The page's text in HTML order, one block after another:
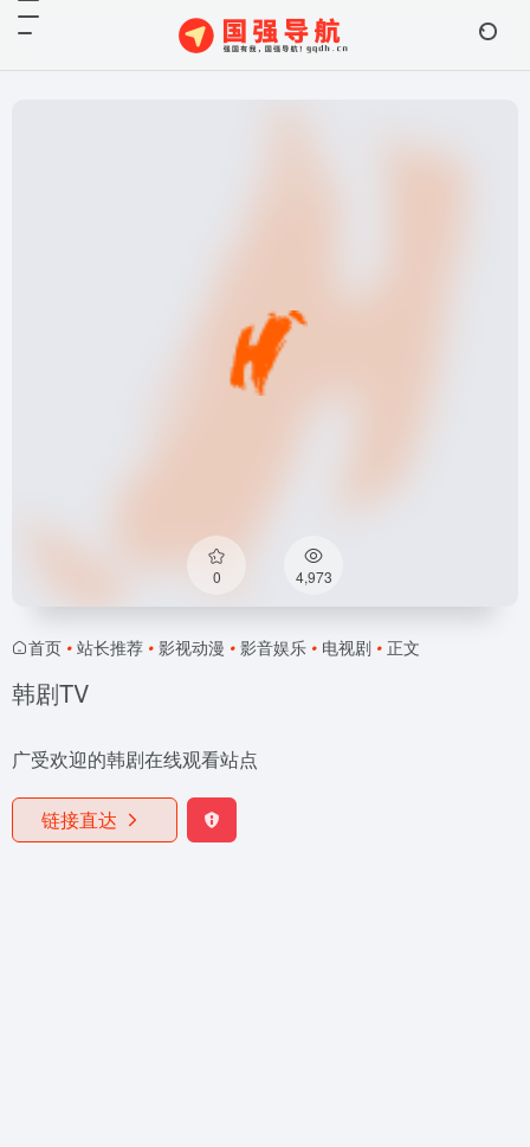
0 4,973
首页 • 站长推荐 • 影视动漫 • 影音娱乐 • 电视剧 • 正文
韩剧TV
广受欢迎的韩剧在线观看站点
链接直达